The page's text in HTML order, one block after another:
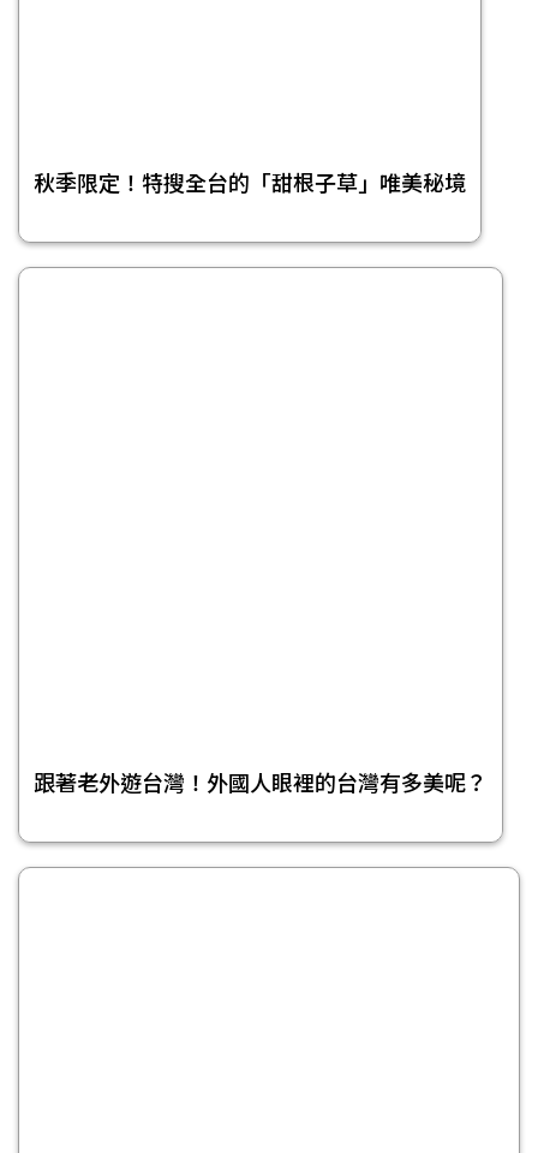
秋季限定！特搜全台的「甜根子草」唯美秘境
跟著老外遊台灣！外國人眼裡的台灣有多美呢？